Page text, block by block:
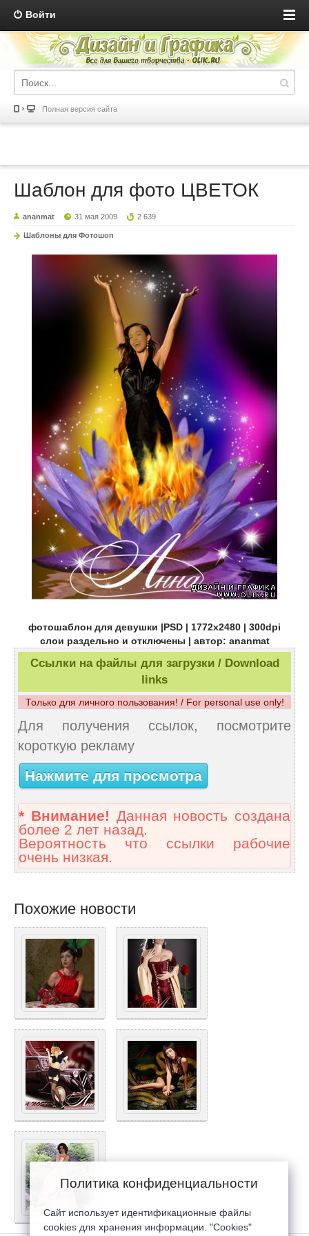
Войти
Полная версия сайта
Шаблон для фото ЦВЕТОК
ananmat 31 мая 2009 2 639
Шаблоны для Фотошоп
фотошаблон для девушки |PSD | 1772x2480 | 300dpi
слои раздельно и отключены | автор: ananmat
Ссылки на файлы для загрузки / Download
links
Только для личного пользования! / For personal use only!
Для получения ссылок, посмотрите
короткую рекламу
Нажмите для просмотра
* Внимание! Данная новость создана
более 2 лет назад.
Вероятность что ссылки рабочие
очень низкая.
Похожие новости
Политика конфиденциальности
Сайт использует идентификационные файлы
cookies для хранения информации. "Cookies"